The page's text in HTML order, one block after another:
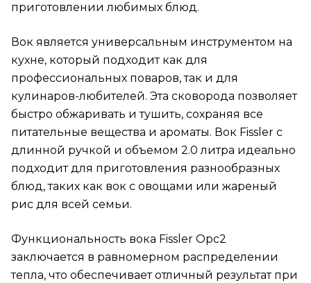
приготовлении любимых блюд.
Вок является универсальным инструментом на
кухне, который подходит как для
профессиональных поваров, так и для
кулинаров-любителей. Эта сковорода позволяет
быстро обжаривать и тушить, сохраняя все
питательные вещества и ароматы. Вок Fissler с
длинной ручкой и объемом 2.0 литра идеально
подходит для приготовления разнообразных
блюд, таких как вок с овощами или жареный
рис для всей семьи.
Функциональность вока Fissler Opc2
заключается в равномерном распределении
тепла, что обеспечивает отличный результат при